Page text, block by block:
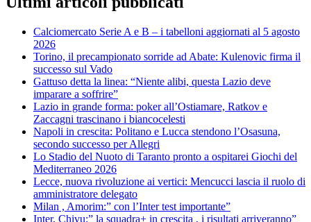
Calciomercato Serie A e B – i tabelloni aggiornati al 5 agosto
2026
Torino, il precampionato sorride ad Abate: Kulenovic firma il
successo sul Vado
Gattuso detta la linea: “Niente alibi, questa Lazio deve
imparare a soffrire”
Lazio in grande forma: poker all’Ostiamare, Ratkov e
Zaccagni trascinano i biancocelesti
Napoli in crescita: Politano e Lucca stendono l’Osasuna,
secondo successo per Allegri
Lo Stadio del Nuoto di Taranto pronto a ospitarei Giochi del
Mediterraneo 2026
Lecce, nuova rivoluzione ai vertici: Mencucci lascia il ruolo di
amministratore delegato
Milan , Amorim:” con l’Inter test importante”
Inter, Chivu:” la squadra+ in crescita , i risultati arriveranno”